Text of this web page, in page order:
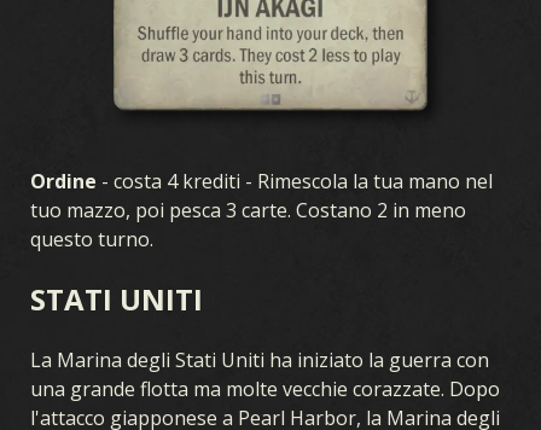
Ordine - costa 4 krediti - Rimescola la tua mano nel
tuo mazzo, poi pesca 3 carte. Costano 2 in meno
questo turno.
STATI UNITI
La Marina degli Stati Uniti ha iniziato la guerra con
una grande flotta ma molte vecchie corazzate. Dopo
l'attacco giapponese a Pearl Harbor, la Marina degli